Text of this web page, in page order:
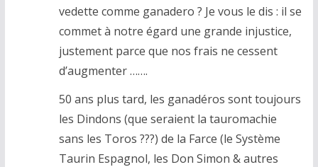
vedette comme ganadero ? Je vous le dis : il se
commet à notre égard une grande injustice,
justement parce que nos frais ne cessent
d’augmenter …….
50 ans plus tard, les ganadéros sont toujours
les Dindons (que seraient la tauromachie
sans les Toros ???) de la Farce (le Système
Taurin Espagnol, les Don Simon & autres